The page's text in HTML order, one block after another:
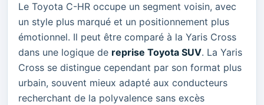
Le Toyota C-HR occupe un segment voisin, avec
un style plus marqué et un positionnement plus
émotionnel. Il peut être comparé à la Yaris Cross
dans une logique de reprise Toyota SUV. La Yaris
Cross se distingue cependant par son format plus
urbain, souvent mieux adapté aux conducteurs
recherchant de la polyvalence sans excès